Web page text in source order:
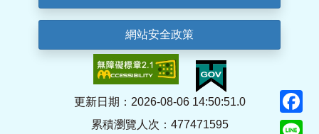
網站安全政策
更新日期：2026-08-06 14:50:51.0
累積瀏覽人次：477471595